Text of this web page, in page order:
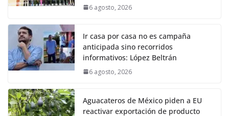
6 agosto, 2026
Ir casa por casa no es campaña
anticipada sino recorridos
informativos: López Beltrán
6 agosto, 2026
Aguacateros de México piden a EU
reactivar exportación de producto